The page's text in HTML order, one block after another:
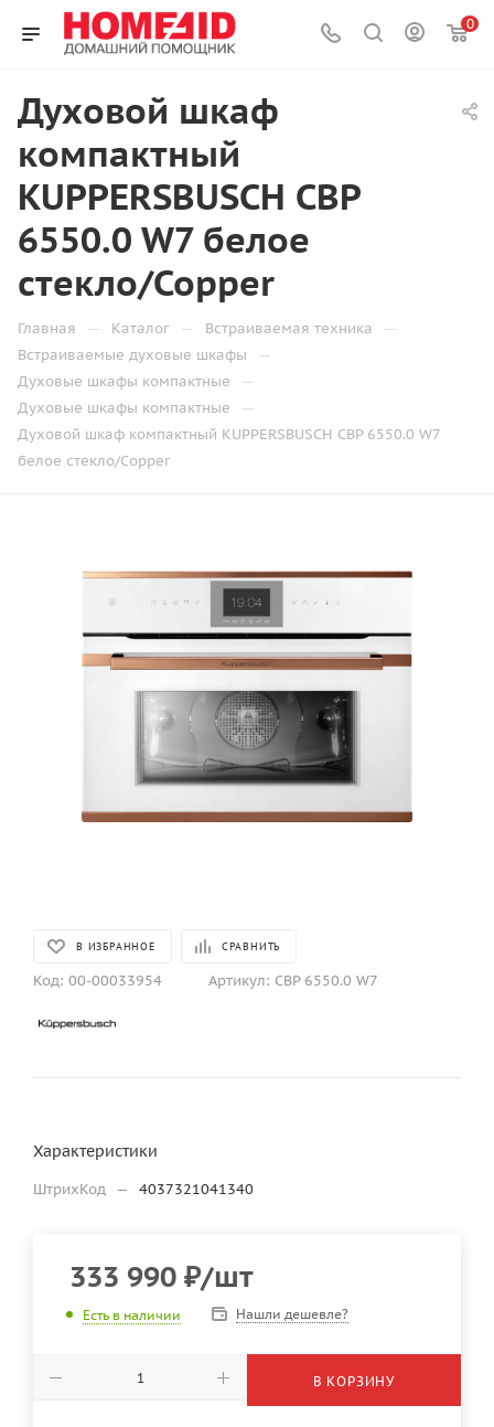
0
Духовой шкаф
компактный
KUPPERSBUSCH CBP
6550.0 W7 белое
стекло/Copper
Главная — Каталог — Встраиваемая техника —
Встраиваемые духовые шкафы —
Духовые шкафы компактные —
Духовые шкафы компактные —
Духовой шкаф компактный KUPPERSBUSCH CBP 6550.0 W7
белое стекло/Copper
В ИЗБРАННОЕ СРАВНИТЬ
Код: 00-00033954 Артикул: CBP 6550.0 W7
Характеристики
ШтрихКод — 4037321041340
333 990 ₽/шт
Есть в наличии Нашли дешевле?
В КОРЗИНУ